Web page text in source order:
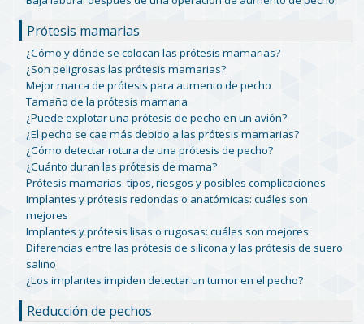
Prótesis mamarias
¿Cómo y dónde se colocan las prótesis mamarias?
¿Son peligrosas las prótesis mamarias?
Mejor marca de prótesis para aumento de pecho
Tamaño de la prótesis mamaria
¿Puede explotar una prótesis de pecho en un avión?
¿El pecho se cae más debido a las prótesis mamarias?
¿Cómo detectar rotura de una prótesis de pecho?
¿Cuánto duran las prótesis de mama?
Prótesis mamarias: tipos, riesgos y posibles complicaciones
Implantes y prótesis redondas o anatómicas: cuáles son
mejores
Implantes y prótesis lisas o rugosas: cuáles son mejores
Diferencias entre las prótesis de silicona y las prótesis de suero
salino
¿Los implantes impiden detectar un tumor en el pecho?
Reducción de pechos